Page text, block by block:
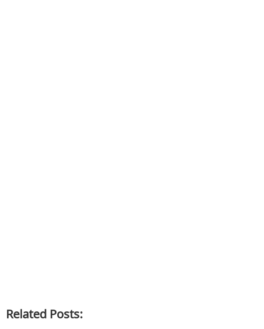
Related Posts: